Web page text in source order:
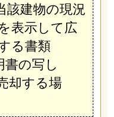
該建物の現況
表示して広
る書類
書の写し
却する場